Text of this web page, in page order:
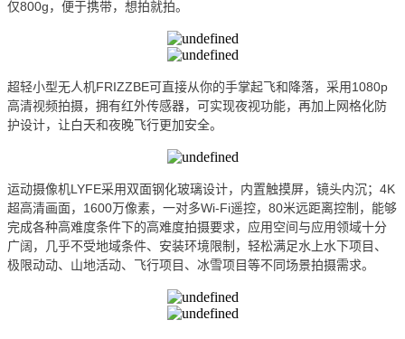
仅800g，便于携带，想拍就拍。
超轻小型无人机FRIZZBE可直接从你的手掌起飞和降落，采用1080p
高清视频拍摄，拥有红外传感器，可实现夜视功能，再加上网格化防
护设计，让白天和夜晚飞行更加安全。
运动摄像机LYFE采用双面钢化玻璃设计，内置触摸屏，镜头内沉；4K
超高清画面，1600万像素，一对多Wi-Fi遥控，80米远距离控制，能够
完成各种高难度条件下的高难度拍摄要求，应用空间与应用领域十分
广阔，几乎不受地域条件、安装环境限制，轻松满足水上水下项目、
极限动动、山地活动、飞行项目、冰雪项目等不同场景拍摄需求。